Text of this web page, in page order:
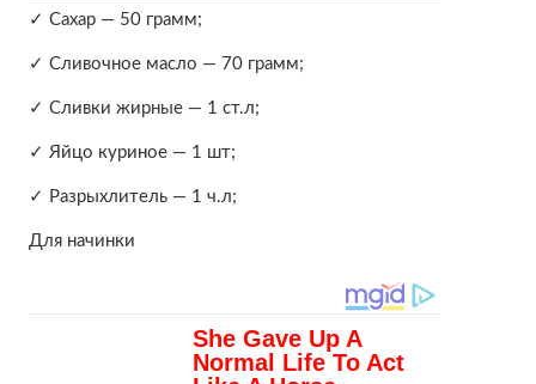
✓ Сахар — 50 грамм;
✓ Сливочное масло — 70 грамм;
✓ Сливки жирные — 1 ст.л;
✓ Яйцо куриное — 1 шт;
✓ Разрыхлитель — 1 ч.л;
Для начинки